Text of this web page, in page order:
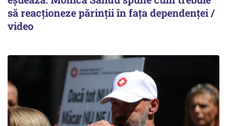
să reacționeze părinții în fața dependenței /
video